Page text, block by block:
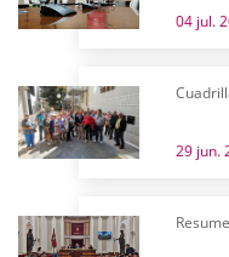
04 jul.
29 jun.